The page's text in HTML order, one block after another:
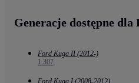
Generacje dostępne dla
Ford Kuga II (2012-)
1 307